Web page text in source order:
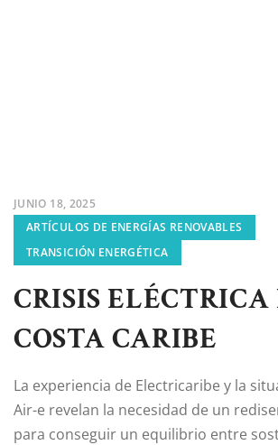
JUNIO 18, 2025
ARTÍCULOS DE ENERGÍAS RENOVABLES
TRANSICIÓN ENERGÉTICA
CRISIS
COSTA CARIBE
La experiencia de Electricaribe y la
Air-e revelan la necesidad de un
para conseguir un equilibrio entre